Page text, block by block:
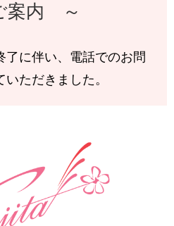
案内 ～
了に伴い、電話でのお問
ただきました。